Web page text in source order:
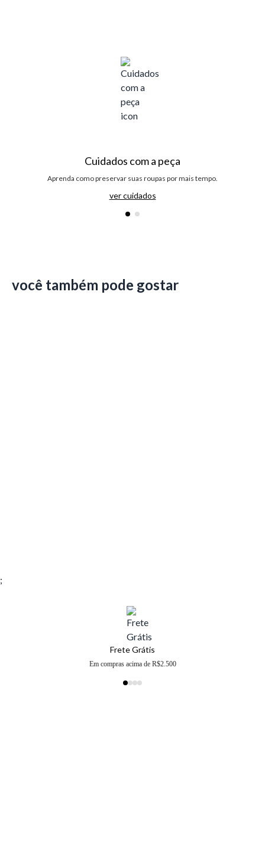
Cuidados com a peça
Aprenda como preservar suas roupas por mais tempo.
ver cuidados
você também pode gostar
;
Frete Grátis
Em compras acima de R$2.500